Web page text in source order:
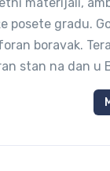
materijali,
posete gradu.
boravak.
stan na dan u